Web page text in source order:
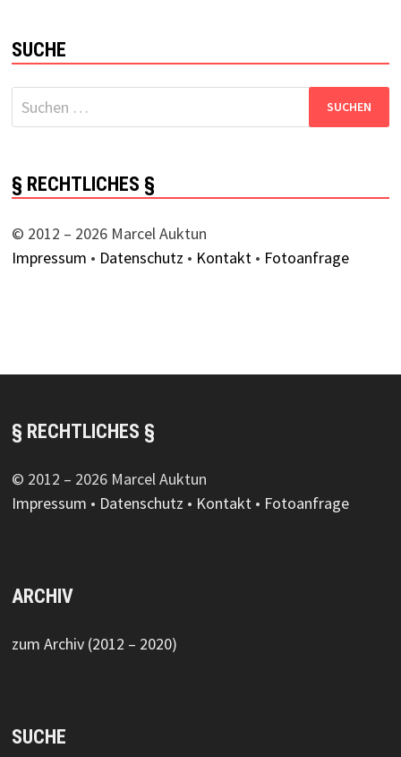
SUCHE
Suchen
nach:
§ RECHTLICHES §
© 2012 – 2026 Marcel Auktun
Impressum • Datenschutz • Kontakt• Fotoanfrage
§ RECHTLICHES §
© 2012 – 2026 Marcel Auktun
Impressum • Datenschutz • Kontakt• Fotoanfrage
ARCHIV
zum Archiv (2012 – 2020)
SUCHE